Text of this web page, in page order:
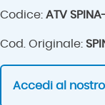
Codice: ATV
Cod. Originale:
Accedi al